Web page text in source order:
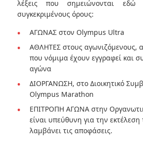
λέξεις που σημειώνονται εδώ
συγκεκριμένους όρους:
ΑΓΩΝΑΣ στον Olympus Ultra
ΑΘΛΗΤΕΣ στους αγωνιζόμενους,
που νόμιμα έχουν εγγραφεί και
αγώνα
ΔΙΟΡΓΑΝΩΣΗ, στο Διοικητικό
Olympus Marathon
ΕΠΙΤΡΟΠΗ ΑΓΩΝΑ στην
είναι υπεύθυνη για την
λαμβάνει τις αποφάσεις.